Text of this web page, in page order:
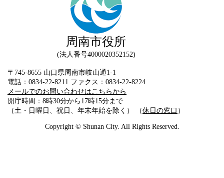
周南市役所
法人番号4000020352152
〒745-8655 山口県周南市岐山通1-1
電話：0834-22-8211 ファクス：0834-22-8224
メールでのお問い合わせはこちらから
開庁時間：8時30分から17時15分まで
（土・日曜日、祝日、年末年始を除く） （休日の窓口 ）
Copyright © Shunan City. All Rights Reserved.